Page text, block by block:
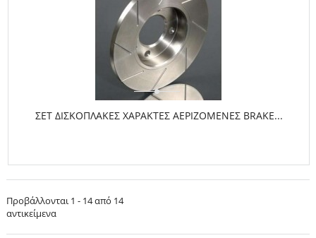
ΣΕΤ ΔΙΣΚΟΠΛΑΚΕΣ ΧΑΡΑΚΤΕΣ ΑΕΡΙΖΟΜΕΝΕΣ BRAKE...
Προβάλλονται 1 - 14 από 14
αντικείμενα